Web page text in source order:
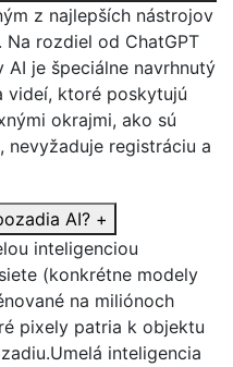
z najlepších nástrojov
rozdiel od ChatGPT
je špeciálne navrhnutý
videí, ktoré poskytujú
okrajmi, ako sú
nevyžaduje registráciu a
AI? +
inteligenciou
(konkrétne modely
na miliónoch
pixely patria k objektu
inteligencia